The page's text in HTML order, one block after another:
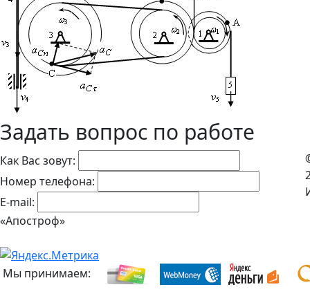
Задать вопрос по работе
Как Вас зовут:
Номер телефона:
E-mail:
«Апостроф»
Мы принимаем: